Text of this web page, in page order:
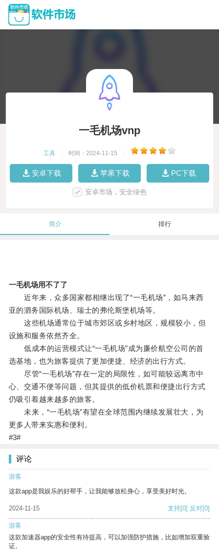
一毛机场vnp
工具 时间：2024-11-15
安卓下载 苹果下载 PC下载
安卓市场，安全绿色
简介 排行
一毛机场用不了了
近年来，众多国家都相继出现了“一毛机场”，如马来西
亚的泗务国际机场、瑞士的弗伦斯堡机场等。
这些机场通常位于城市郊区或乡村地区，规模较小，但
设施和服务依然齐全。
低成本的运营模式让“一毛机场”成为廉价航空公司的首
选基地，也为旅客提供了更加便捷、经济的出行方式。
尽管“一毛机场”存在一定的局限性，如可能较远离市中
心、交通不便等问题，但其提供的低价机票和便捷出行方式
仍吸引着越来越多的旅客。
未来，“一毛机场”有望在全球范围内继续发展壮大，为
更多人带来实惠和便利。
#3#
评论
游客
这款app是我娱乐的好帮手，让我能够放松身心，享受美好时光。
2024-11-15 支持[0] 反对[0]
游客
这款加速器app的安全性有待提高，可以加强防护措施，比如增加双重验
证。